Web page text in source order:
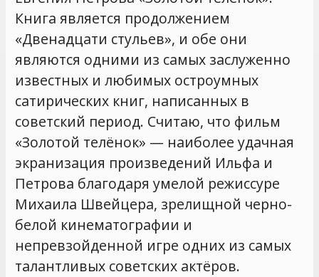
Книга является продолжением
«Двенадцати стульев», и обе они
являются одними из самых заслуженно
известных и любимых остроумных
сатирических книг, написанных в
советский период. Считаю, что фильм
«Золотой телёнок» — наиболее удачная
экранизация произведений Ильфа и
Петрова благодаря умелой режиссуре
Михаила Швейцера, зрелищной черно-
белой кинематографии и
непревзойденной игре одних из самых
талантливых советских актёров.